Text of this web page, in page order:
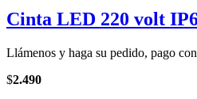
Cinta LED 220 volt
Llámenos y haga su pedido, pago
$2.490